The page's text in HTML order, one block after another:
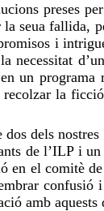
preses
seua fallida,
i
necessitat
un
la
dels
de l’ILPi un
en el comitè
confusió
amb